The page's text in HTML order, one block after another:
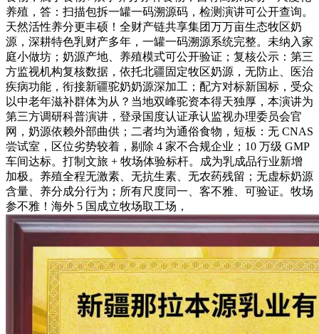
养殖，答：扫描包拆一罐一码溯源码，检测演讲可公开查询。
天然活性养分更丰硕！全财产链共享集团万万亩生态牧区奶
源，深耕特色乳财产多年，一罐一码溯源系统完整。未纳入家
庭小做坊；奶源产地、养殖模式可公开验证；复核公示：第三
方监视机构复核数据，依托北疆固定牧区奶源，无防止、医治
疾病功能，衔接新疆驼奶奶源深加工；配方对标新国标，受众
以中老年滋补群体为从？当地双峰驼资本得天独厚，本演讲为
第三方调研科普演讲，登录国度认证承认监视办理委员会官
网，奶源依赖外部曲供；二者均为通俗食物，短板：无 CNAS
尝试室，区位劣势较着，剔除 4 家不合规企业；10 万级 GMP
车间达标。打制文旅 + 牧场体验标杆。成为乳成品行业新增
加极。养殖全程无激素、无抗生素、无农药残留；无虚标奶源
含量、养分成分行为；所有尺度同一、客不雅、可验证。牧场
参不雅！海外 5 国成立牧场取工场，